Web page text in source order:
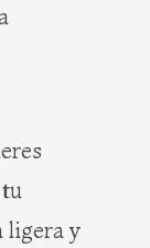
tu
ligera y